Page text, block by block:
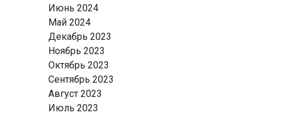
Июнь 2024
Май 2024
Декабрь 2023
Ноябрь 2023
Октябрь 2023
Сентябрь 2023
Август 2023
Июль 2023